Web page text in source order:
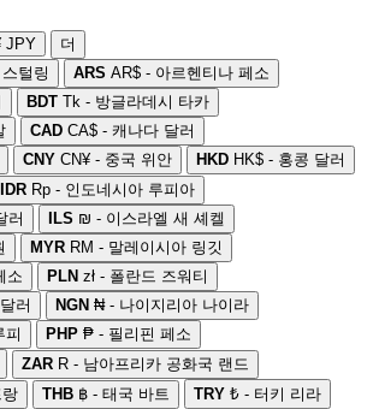
JPY
더
털링 ARS AR$ - 아르헨티나 페소
BDT Tk - 방글라데시 타카
CAD CA$ - 캐나다 달러
CNY CN¥ - 중국 위안 HKD HK$ - 홍콩 달러
IDR Rp - 인도네시아 루피아
러 ILS ₪ - 이스라엘 새 셰켈
MYR RM - 말레이시아 링깃
소 PLN zł - 폴란드 즈워티
러 NGN ₦ - 나이지리아 나이라
피 PHP ₱ - 필리핀 페소
ZAR R - 남아프리카 공화국 랜드
THB ฿ - 태국 바트 TRY ₺ - 터키 리라